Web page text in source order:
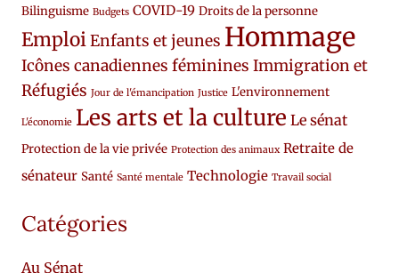
Bilinguisme Budgets COVID-19 Droits de la personne
EmploiEnfants et jeunes Hommage
Icônes canadiennes féminines Immigration et
Réfugiés Jour de l'émancipation Justice L'environnement
L'économie Les arts et la culture Le sénat
Protection de la vie privée Protection des animaux Retraite de
sénateur Santé Santé mentale Technologie Travail social
Catégories
Au Sénat